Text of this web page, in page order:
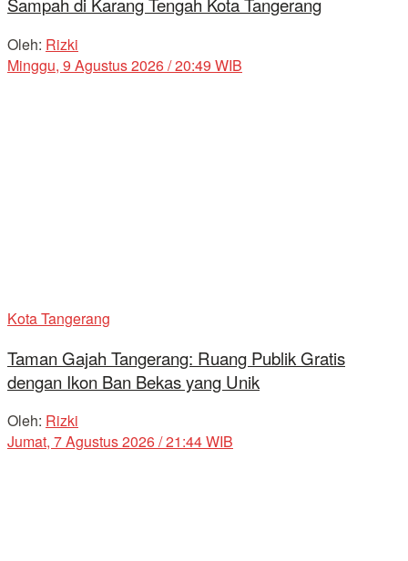
Oleh: Rizki
Minggu, 9 Agustus 2026 / 20:49 WIB
Kota Tangerang
Taman Gajah Tangerang: Ruang Publik Gratis
dengan Ikon Ban Bekas yang Unik
Oleh: Rizki
Jumat, 7 Agustus 2026 / 21:44 WIB